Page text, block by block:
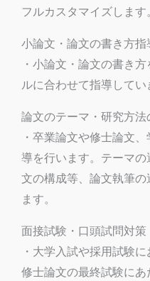
フルカスタマイズします。
小論文・論文の書き方指
・小論文・論文の書き
ルに合わせて指導してい
論文のテーマ・研究方法
・卒業論文や修士論文
導を行います。テーマ
文の構成等、論文執筆
ます。
面接試験・口頭試問対策
・大学入試や採用試験
修士論文の最終試験に